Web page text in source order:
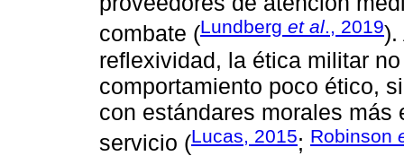
combate (Lundberg et al., 2019).
reflexividad, la ética militar
comportamiento poco ético,
con estándares morales
servicio (Lucas, 2015; Robinson